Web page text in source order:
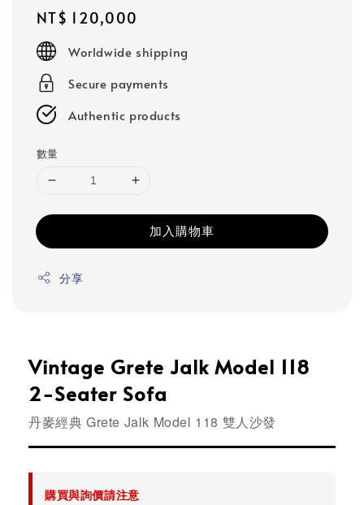
Regular
price
NT$ 120,000
Worldwide shipping
Secure payments
Authentic products
數量
加入購物車
分享
Vintage Grete Jalk Model 118
2-Seater Sofa
丹麥經典 Grete Jalk Model 118 雙人沙發
購買與詢價請注意